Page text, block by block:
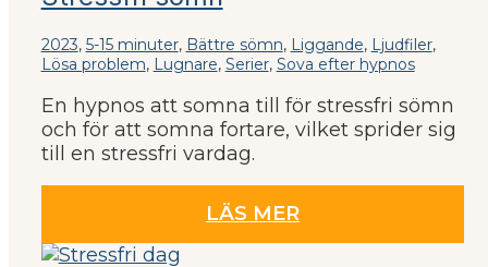
2023, 5-15 minuter, Bättre sömn, Liggande, Ljudfiler,
Lösa problem, Lugnare, Serier, Sova efter hypnos
En hypnos att somna till för stressfri sömn
och för att somna fortare, vilket sprider sig
till en stressfri vardag.
LÄS MER